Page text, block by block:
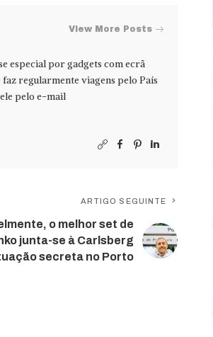
View More Posts
especial por gadgets com ecrã
regularmente viagens pelo País
pelo e-mail
ARTIGO SEGUINTE
o melhor set de
junta-se à Carlsberg
secreta no Porto